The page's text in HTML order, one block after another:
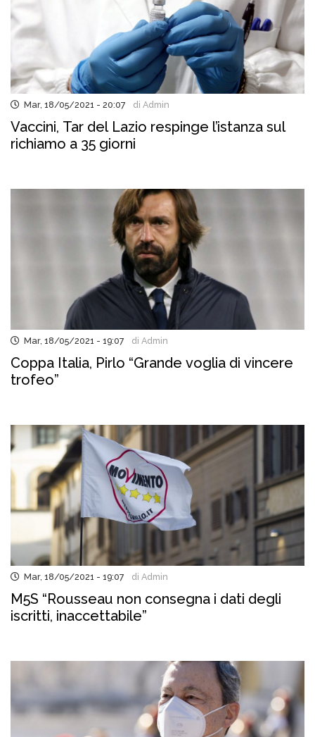
Mar, 18/05/2021 - 20:07 di Admin
Vaccini, Tar del Lazio respinge l’istanza sul
richiamo a 35 giorni
Mar, 18/05/2021 - 19:07 di Admin
Coppa Italia, Pirlo “Grande voglia di vincere
trofeo”
Mar, 18/05/2021 - 19:07 di Admin
M5S “Rousseau non consegna i dati degli
iscritti, inaccettabile”